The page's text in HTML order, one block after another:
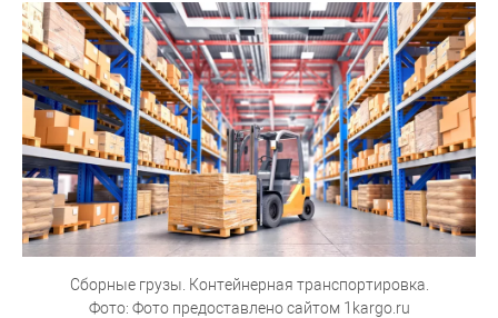
Сборные грузы. Контейнерная транспортировка.
Фото: Фото предоставлено сайтом 1kargo.ru